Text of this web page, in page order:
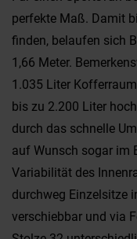
perfekte Maß. Damit
finden, belaufen sich
1,66 Meter.
1.035 Liter
bis zu 2.200 Liter
durch das schnelle
auf Wunsch sogar im
Variabilität des
durchweg Einzelsitze
verschiebbar und via